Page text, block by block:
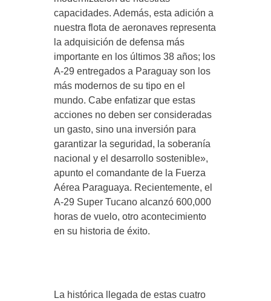
capacidades. Además, esta adición a
nuestra flota de aeronaves representa
la adquisición de defensa más
importante en los últimos 38 años; los
A-29 entregados a Paraguay son los
más modernos de su tipo en el
mundo. Cabe enfatizar que estas
acciones no deben ser consideradas
un gasto, sino una inversión para
garantizar la seguridad, la soberanía
nacional y el desarrollo sostenible»,
apunto el comandante de la Fuerza
Aérea Paraguaya. Recientemente, el
A-29 Super Tucano alcanzó 600,000
horas de vuelo, otro acontecimiento
en su historia de éxito.
La histórica llegada de estas cuatro